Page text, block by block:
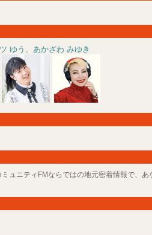
ゆう 、 あかざわ みゆき
ュニティFMならではの地元密着情報で、あ